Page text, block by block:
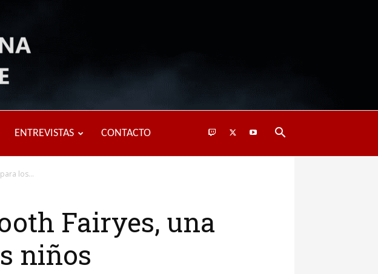
ENTREVISTAS CONTACTO
los...
Fairyes, una
niños